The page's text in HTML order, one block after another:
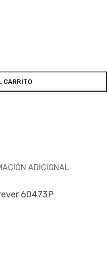
CARRITO
ADICIONAL
60473P